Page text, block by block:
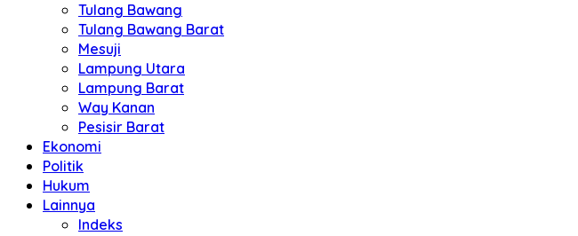
Tulang Bawang
Tulang Bawang Barat
Mesuji
Lampung Utara
Lampung Barat
Way Kanan
Pesisir Barat
Ekonomi
Politik
Hukum
Lainnya
Indeks